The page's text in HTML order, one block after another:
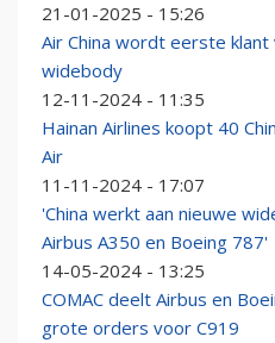
21-01-2025 - 15:26
Air China wordt eerste klant
widebody
12-11-2024 - 11:35
Hainan Airlines koopt 40
Air
11-11-2024 - 17:07
'China werkt aan nieuwe
Airbus A350 en Boeing 787'
14-05-2024 - 13:25
COMAC deelt Airbus en
grote orders voor C919